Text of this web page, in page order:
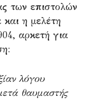
των επιστολών
η μελέτη
αρκετή για
λόγου
θαυμαστής